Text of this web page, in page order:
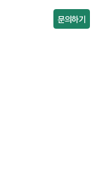
문의하기